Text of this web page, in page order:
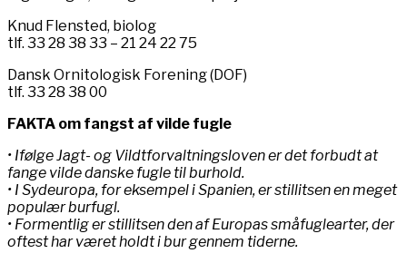
Knud Flensted, biolog
tlf. 33 28 38 33 – 21 24 22 75
Dansk Ornitologisk Forening (DOF)
tlf. 33 28 38 00
FAKTA om fangst af vilde fugle
• Ifølge Jagt- og Vildtforvaltningsloven er det forbudt at
fange vilde danske fugle til burhold.
• I Sydeuropa, for eksempel i Spanien, er stillitsen en meget
populær burfugl.
• Formentlig er stillitsen den af Europas småfuglearter, der
oftest har været holdt i bur gennem tiderne.